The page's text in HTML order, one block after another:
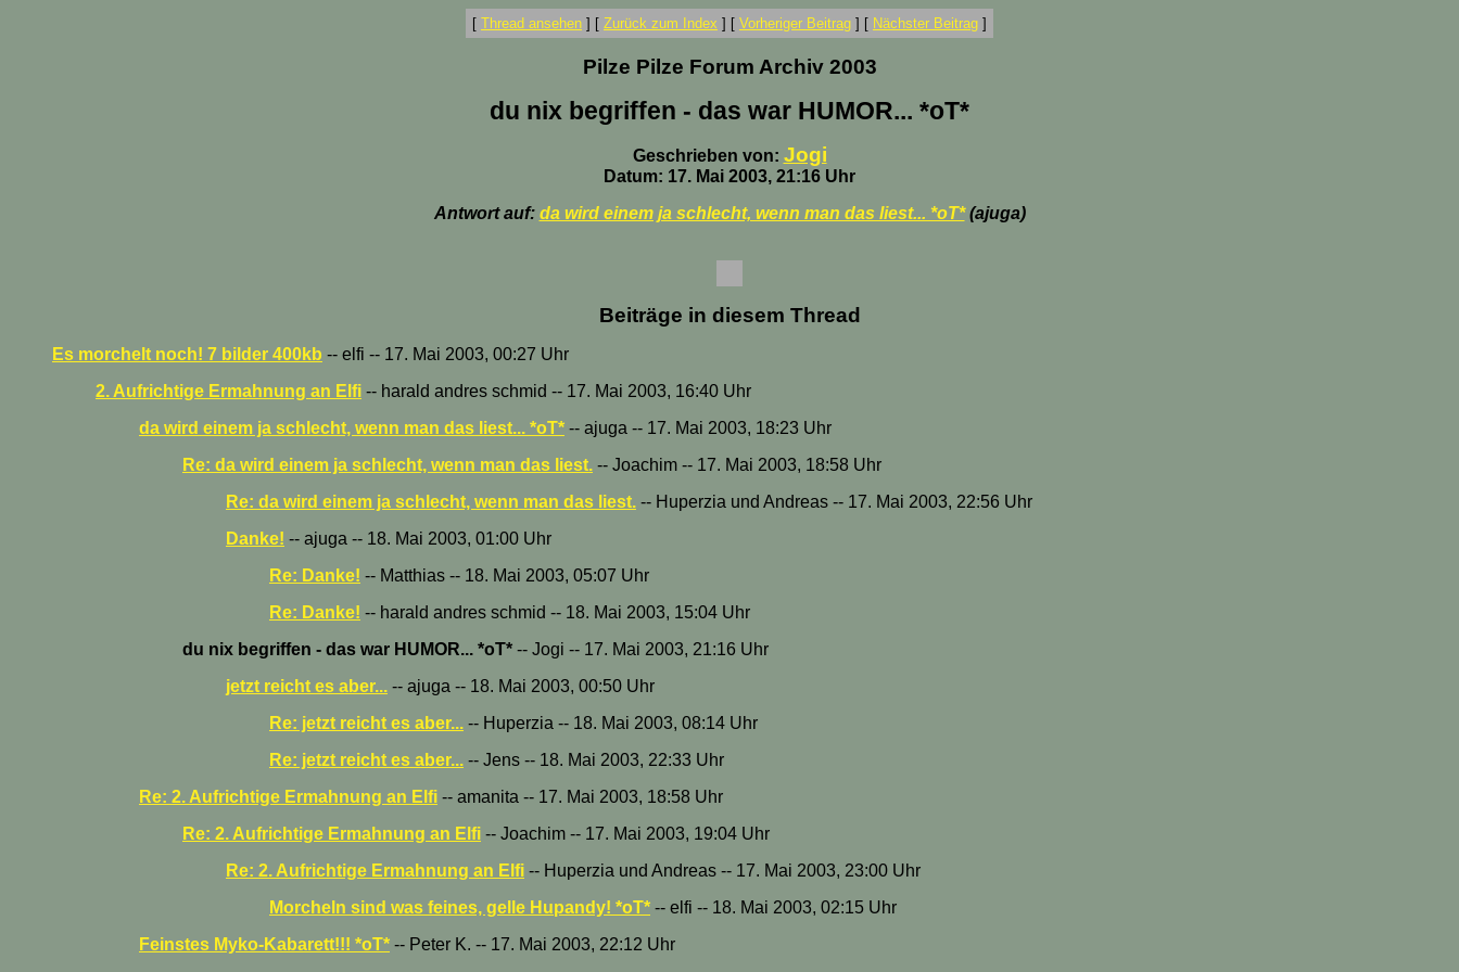
[ Thread ansehen ] [ Zurück zum Index ] [ Vorheriger Beitrag ] [ Nächster Beitrag ]
Pilze Pilze Forum Archiv 2003
du nix begriffen - das war HUMOR... *oT*
Geschrieben von: Jogi
Datum: 17. Mai 2003, 21:16 Uhr
Antwort auf: da wird einem ja schlecht, wenn man das liest... *oT*(ajuga)
Beiträge in diesem Thread
Es morchelt noch! 7 bilder 400kb -- elfi -- 17. Mai 2003, 00:27 Uhr
2. Aufrichtige Ermahnung an Elfi -- harald andres schmid -- 17. Mai 2003, 16:40 Uhr
da wird einem ja schlecht, wenn man das liest... *oT* -- ajuga -- 17. Mai 2003, 18:23 Uhr
Re: da wird einem ja schlecht, wenn man das liest. -- Joachim -- 17. Mai 2003, 18:58 Uhr
Re: da wird einem ja schlecht, wenn man das liest. -- Huperzia und Andreas -- 17. Mai 2003, 22:56 Uhr
Danke! -- ajuga -- 18. Mai 2003, 01:00 Uhr
Re: Danke! -- Matthias -- 18. Mai 2003, 05:07 Uhr
Re: Danke! -- harald andres schmid -- 18. Mai 2003, 15:04 Uhr
du nix begriffen - das war HUMOR... *oT* -- Jogi -- 17. Mai 2003, 21:16 Uhr
jetzt reicht es aber... -- ajuga -- 18. Mai 2003, 00:50 Uhr
Re: jetzt reicht es aber... -- Huperzia -- 18. Mai 2003, 08:14 Uhr
Re: jetzt reicht es aber... -- Jens -- 18. Mai 2003, 22:33 Uhr
Re: 2. Aufrichtige Ermahnung an Elfi -- amanita -- 17. Mai 2003, 18:58 Uhr
Re: 2. Aufrichtige Ermahnung an Elfi -- Joachim -- 17. Mai 2003, 19:04 Uhr
Re: 2. Aufrichtige Ermahnung an Elfi -- Huperzia und Andreas -- 17. Mai 2003, 23:00 Uhr
Morcheln sind was feines, gelle Hupandy! *oT* -- elfi -- 18. Mai 2003, 02:15 Uhr
Feinstes Myko-Kabarett!!! *oT* -- Peter K. -- 17. Mai 2003, 22:12 Uhr